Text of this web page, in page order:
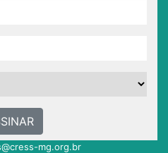
mg.org.br